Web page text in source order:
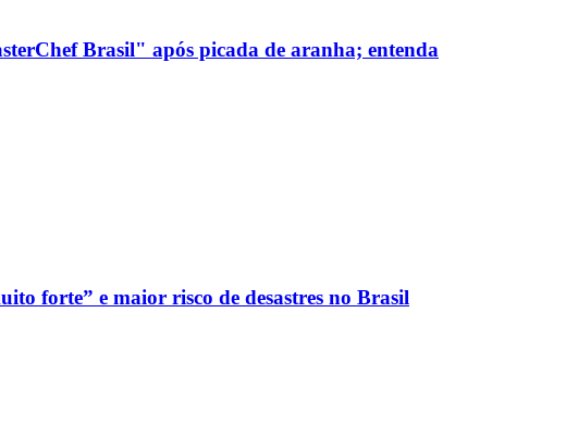
Brasil" após picada de aranha; entenda
forte” e maior risco de desastres no Brasil